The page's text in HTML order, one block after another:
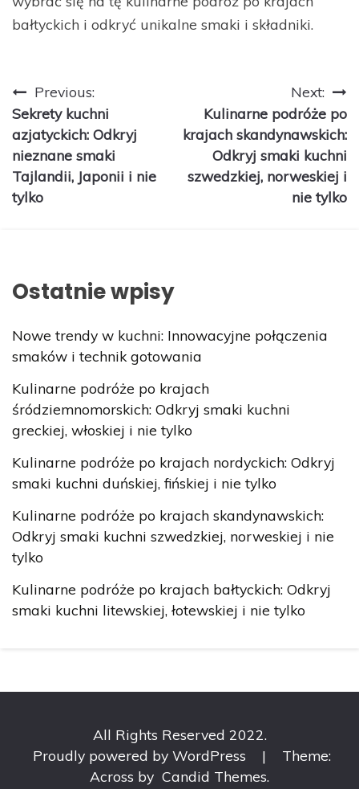
bałtyckich i odkryć unikalne smaki i składniki.
Nawigacja
wpisu
Previous:
Sekrety kuchni
azjatyckich: Odkryj
nieznane smaki
Tajlandii, Japonii i nie
tylko
Next:
Kulinarne podróże po
krajach skandynawskich:
Odkryj smaki kuchni
szwedzkiej, norweskiej i
nie tylko
Ostatnie wpisy
Nowe trendy w kuchni: Innowacyjne połączenia
smaków i technik gotowania
Kulinarne podróże po krajach
śródziemnomorskich: Odkryj smaki kuchni
greckiej, włoskiej i nie tylko
Kulinarne podróże po krajach nordyckich: Odkryj
smaki kuchni duńskiej, fińskiej i nie tylko
Kulinarne podróże po krajach skandynawskich:
Odkryj smaki kuchni szwedzkiej, norweskiej i nie
tylko
Kulinarne podróże po krajach bałtyckich: Odkryj
smaki kuchni litewskiej, łotewskiej i nie tylko
All Rights Reserved 2022.
Proudly powered by WordPress
|
Theme:
Across by Candid Themes.